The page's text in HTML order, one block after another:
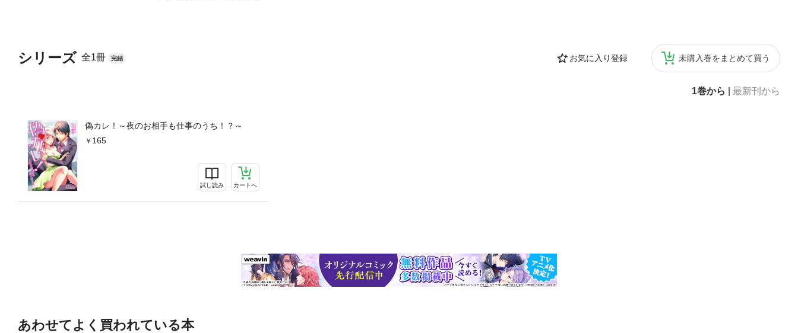
シリーズ 全1冊 完結 お気に入り登録 未購入巻をまとめて買う
1巻から 最新刊から
偽カレ！～夜のお相手も仕事のうち！？～
165
試し読み カートへ
あわせてよく買われている本